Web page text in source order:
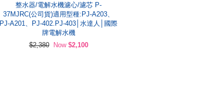
整水器/電解水機濾心/濾芯 P-
37MJRC(公司貨)適用型種:PJ-A203、
PJ-A201、PJ-402.PJ-403│水達人│國際
牌電解水機
$2,380
Now $2,100